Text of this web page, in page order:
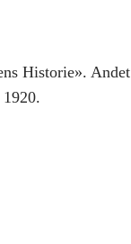
Historie». Andet